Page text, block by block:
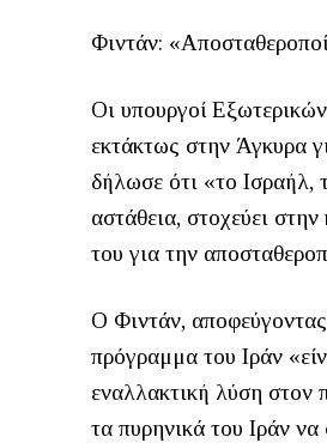
Φιντάν:
Οι υπουργοί
εκτάκτως στην Άγκυρα
δήλωσε ότι «το Ισραήλ,
αστάθεια, στοχεύει
του για την
Ο Φιντάν, αποφεύγοντας
πρόγραμμα του Ιράν
εναλλακτική λύση στον
τα πυρηνικά του Ιράν